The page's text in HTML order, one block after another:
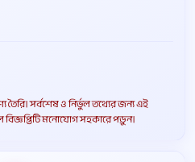
সর্বশেষ ও নির্ভুল তথ্যের জন্য এই
মনোযোগ সহকারে পড়ুন।